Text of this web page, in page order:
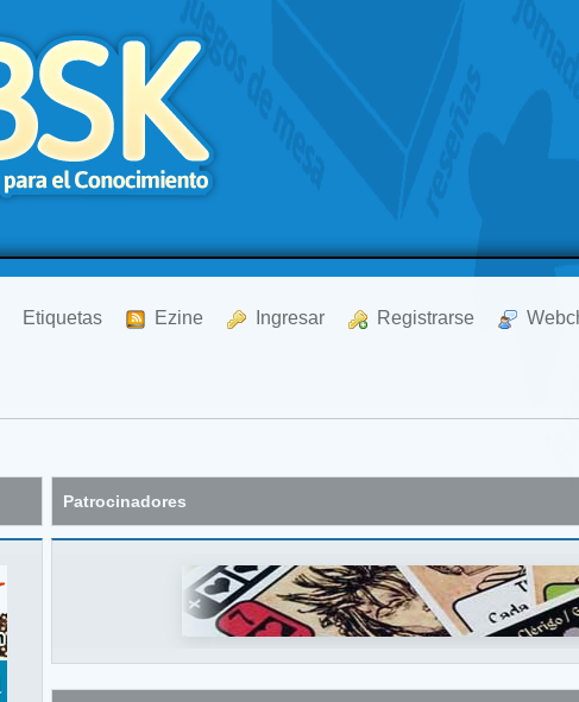
Etiquetas Ezine Ingresar Registrarse
Patrocinadores